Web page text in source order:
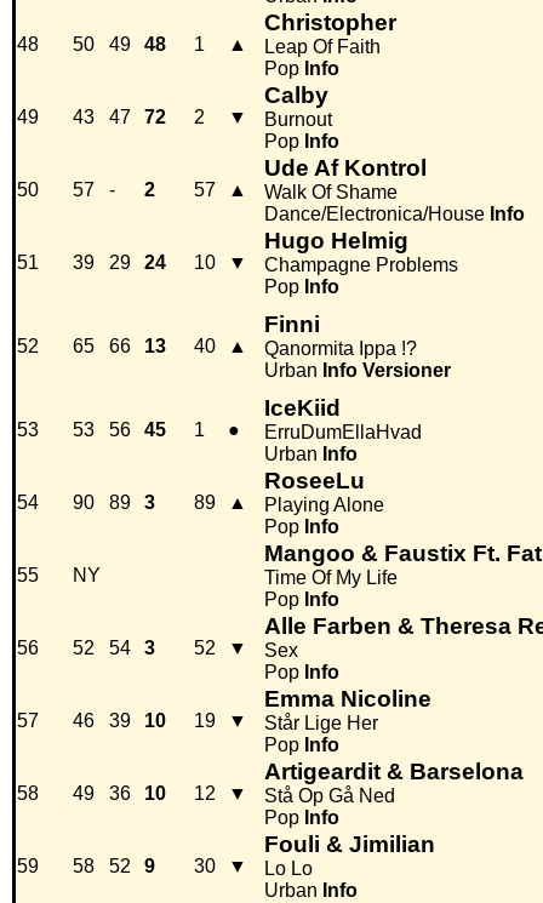
48 50 49 48 1 ▲
Christopher
Leap Of Faith
Pop Info
49 43 47 72 2 ▼
Calby
Burnout
Pop Info
50 57 - 2 57 ▲
Ude Af Kontrol
Walk Of Shame
Dance/Electronica/House Info
51 39 29 24 10 ▼
Hugo Helmig
Champagne Problems
Pop Info
52 65 66 13 40 ▲
Finni
Qanormita Ippa !?
Urban Info Versioner
53 53 56 45 1 ●
IceKiid
ErruDumEllaHvad
Urban Info
54 90 89 3 89 ▲
RoseeLu
Playing Alone
Pop Info
55 NY
Mangoo & Faustix Ft.
Time Of My Life
Pop Info
56 52 54 3 52 ▼
Alle Farben & Theresa
Sex
Pop Info
57 46 39 10 19 ▼
Emma Nicoline
Står Lige Her
Pop Info
58 49 36 10 12 ▼
Artigeardit & Barselona
Stå Op Gå Ned
Pop Info
59 58 52 9 30 ▼
Fouli & Jimilian
Lo Lo
Urban Info